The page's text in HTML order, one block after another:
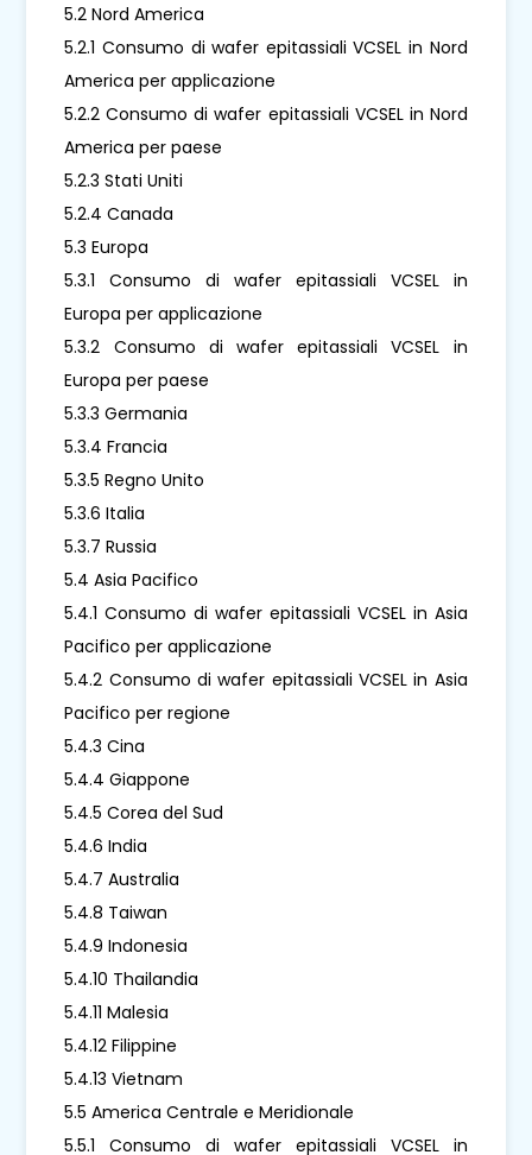
5.2 Nord America
5.2.1 Consumo di wafer epitassiali VCSEL in Nord
America per applicazione
5.2.2 Consumo di wafer epitassiali VCSEL in Nord
America per paese
5.2.3 Stati Uniti
5.2.4 Canada
5.3 Europa
5.3.1 Consumo di wafer epitassiali VCSEL in
Europa per applicazione
5.3.2 Consumo di wafer epitassiali VCSEL in
Europa per paese
5.3.3 Germania
5.3.4 Francia
5.3.5 Regno Unito
5.3.6 Italia
5.3.7 Russia
5.4 Asia Pacifico
5.4.1 Consumo di wafer epitassiali VCSEL in Asia
Pacifico per applicazione
5.4.2 Consumo di wafer epitassiali VCSEL in Asia
Pacifico per regione
5.4.3 Cina
5.4.4 Giappone
5.4.5 Corea del Sud
5.4.6 India
5.4.7 Australia
5.4.8 Taiwan
5.4.9 Indonesia
5.4.10 Thailandia
5.4.11 Malesia
5.4.12 Filippine
5.4.13 Vietnam
5.5 America Centrale e Meridionale
5.5.1 Consumo di wafer epitassiali VCSEL in